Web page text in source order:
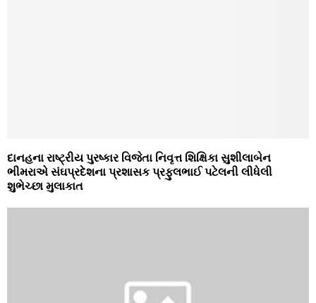
દાનહના રાષ્‍ટ્રીય પુરષ્‍કાર વિજેતા નિવૃત્ત શિક્ષિકા સુશીલાબેન
ભીમરાએ સંઘપ્રદેશના પ્રશાસક પ્રફુલભાઈ પટેલની લીધેલી
શુભેચ્‍છા મુલાકાત